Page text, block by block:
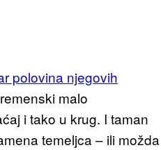
polovina njegovih
malo
i tako u krug. I taman
temeljca – ili možda